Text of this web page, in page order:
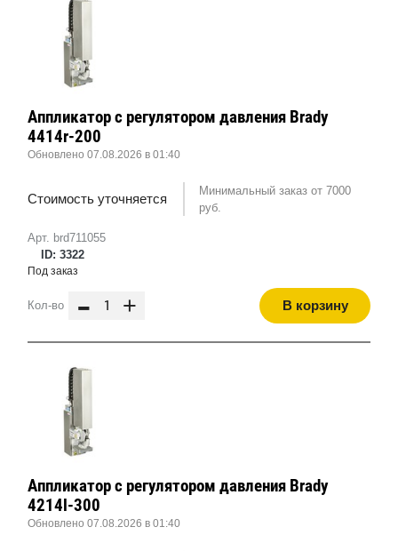
Арт. brd711055
ID: 3322
Аппликатор с регулятором давления Brady
4414r-200
Обновлено 07.08.2026 в 01:40
Стоимость уточняется
Минимальный заказ от 7000
руб.
Под заказ
Кол-во - + В корзину
Аппликатор с регулятором давления Brady
4214l-300
Обновлено 07.08.2026 в 01:40